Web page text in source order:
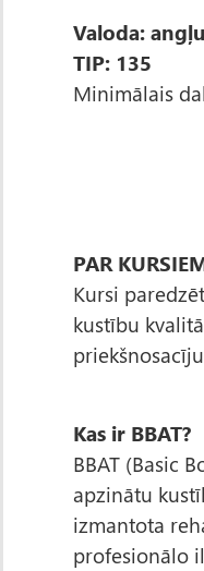
Valoda:
TIP: 135
Minimālais
PAR
Kursi
kustību
Kas ir BBAT?
BBAT (Basic
apzinātu
izmantota
profesionālo